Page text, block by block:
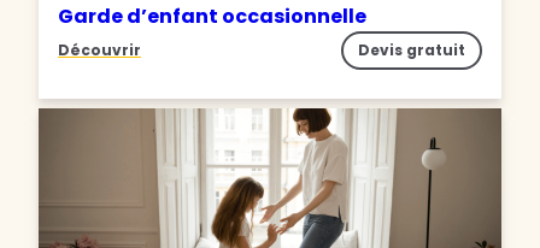
Garde d’enfant occasionnelle
Découvrir Devis gratuit